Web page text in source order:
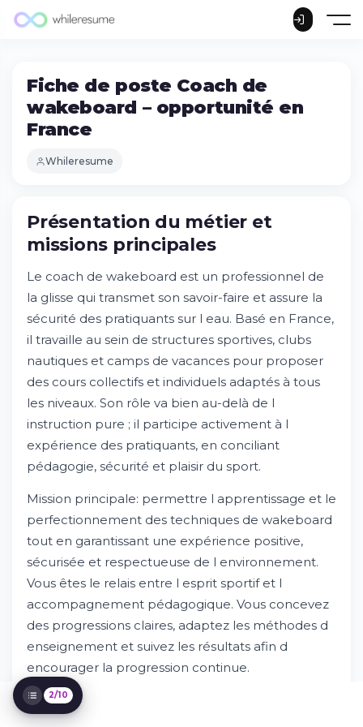
Fiche de poste Coach de
wakeboard – opportunité en
France
Whileresume
Présentation du métier et missions
principales
Compétences et qualifications requises
Parcours et formation recommandés
Environnement de travail et conditions
Rémunération et avantages
Évolution de carrière et perspectives
Processus de recrutement et comment
postuler
Engagement et sécurité
Témoignages et impact
2/10
Présentation du métier et
missions principales
Le coach de wakeboard est un professionnel de
la glisse qui transmet son savoir-faire et assure la
sécurité des pratiquants sur l eau. Basé en France,
il travaille au sein de structures sportives, clubs
nautiques et camps de vacances pour proposer
des cours collectifs et individuels adaptés à tous
les niveaux. Son rôle va bien au-delà de l
instruction pure ; il participe activement à l
expérience des pratiquants, en conciliant
pédagogie, sécurité et plaisir du sport.
Mission principale: permettre l apprentissage et le
perfectionnement des techniques de wakeboard
tout en garantissant une expérience positive,
sécurisée et respectueuse de l environnement.
Vous êtes le relais entre l esprit sportif et l
accompagnement pédagogique. Vous concevez
des progressions claires, adaptez les méthodes d
enseignement et suivez les résultats afin d
encourager la progression continue.
Vous assurez aussi l évaluation des niveaux, la
gestion des sessions et le feedback structuré.